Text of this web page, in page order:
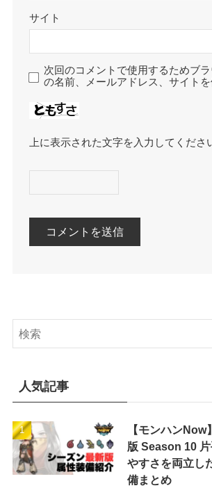
サイト
次回のコメントで使用するためブ
の名前、メールアドレス、サイトを
上に表示された文字を入力してくださ
人気記事
【モンハン
版 Season 10
やすさを両立し
備まとめ